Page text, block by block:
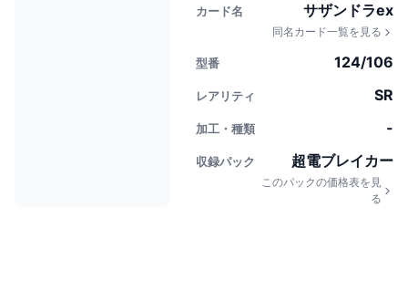
カード名 サザンドラex
同名カード一覧を見る
型番 124/106
レアリティ SR
加工・種類 -
収録パック 超電ブレイカー
このパックの価格表を見
る